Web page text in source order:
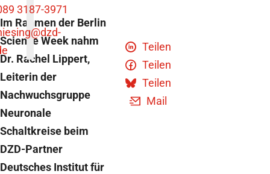
Im Rahmen der Berlin
Science Week nahm
Dr. Rachel Lippert,
Leiterin der
Nachwuchsgruppe
Neuronale
Schaltkreise beim
DZD-Partner
Deutsches Institut für
Teilen
Teilen
Teilen
Mail
3187-3971
@dzd-